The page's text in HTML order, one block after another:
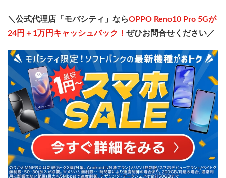
＼公式代理店「モバシティ」ならOPPO Reno10 Pro 5Gが
24円＋1万円キャッシュバック！ ぜひお問合せください／